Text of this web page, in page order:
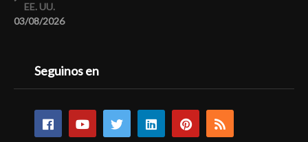
EE. UU.
03/08/2026
Seguinos en